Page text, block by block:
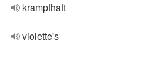
krampfhaft
violette's